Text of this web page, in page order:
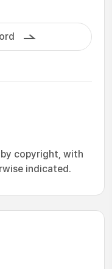
copyright, with
indicated.